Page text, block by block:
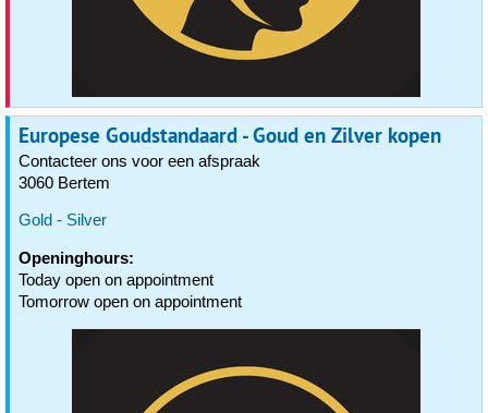
Europese Goudstandaard - Goud en Zilver kopen
Contacteer ons voor een afspraak
3060 Bertem
Gold - Silver
Openinghours:
Today open on appointment
Tomorrow open on appointment